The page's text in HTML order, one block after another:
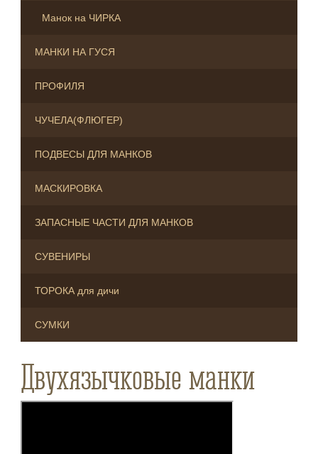
Манок на ЧИРКА
МАНКИ НА ГУСЯ
ПРОФИЛЯ
ЧУЧЕЛА(ФЛЮГЕР)
ПОДВЕСЫ ДЛЯ МАНКОВ
МАСКИРОВКА
ЗАПАСНЫЕ ЧАСТИ ДЛЯ МАНКОВ
СУВЕНИРЫ
ТОРОКА для дичи
СУМКИ
Двухязычковые манки